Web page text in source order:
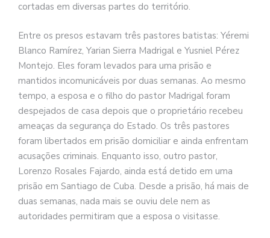
cortadas em diversas partes do território.
Entre os presos estavam três pastores batistas: Yéremi
Blanco Ramírez, Yarian Sierra Madrigal e Yusniel Pérez
Montejo. Eles foram levados para uma prisão e
mantidos incomunicáveis por duas semanas. Ao mesmo
tempo, a esposa e o filho do pastor Madrigal foram
despejados de casa depois que o proprietário recebeu
ameaças da segurança do Estado. Os três pastores
foram libertados em prisão domiciliar e ainda enfrentam
acusações criminais. Enquanto isso, outro pastor,
Lorenzo Rosales Fajardo, ainda está detido em uma
prisão em Santiago de Cuba. Desde a prisão, há mais de
duas semanas, nada mais se ouviu dele nem as
autoridades permitiram que a esposa o visitasse.